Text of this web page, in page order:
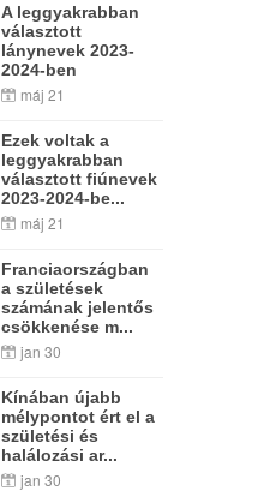
A leggyakrabban
választott
lánynevek 2023-
2024-ben
máj 21
Ezek voltak a
leggyakrabban
választott fiúnevek
2023-2024-be...
máj 21
Franciaországban
a születések
számának jelentős
csökkenése m...
jan 30
Kínában újabb
mélypontot ért el a
születési és
halálozási ar...
jan 30